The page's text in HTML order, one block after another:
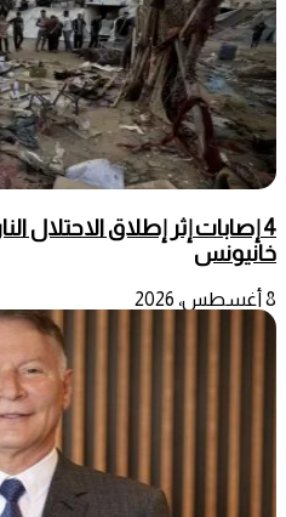
4 إصابات إثر إطلاق الاحتلال
خانيونس
8 أغسطس، 2026